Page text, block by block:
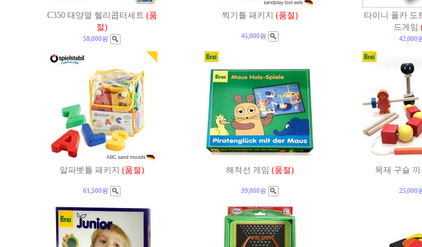
C350 태양열 헬리콥터세트 (품
절)
58,000원
찍기틀 패키지 (품절)
45,000원
타이니 폴카 도
드게임
42,000
알파벳틀 패키지 (품절)
61,500원
해적선 게임 (품절)
39,000원
목재 구슬 끼
25,000